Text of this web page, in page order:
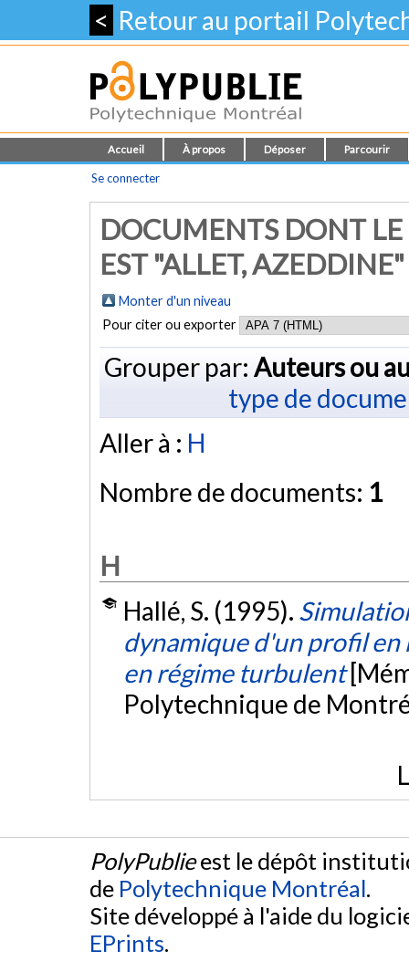
< Retour au portail
Accueil À propos Déposer Parcourir
Se connecter
DOCUMENTS DONT
EST "ALLET, AZEDDINE"
Monter d'un niveau
Pour citer ou exporter
Grouper par: Auteurs ou
type de
Aller à : H
Nombre de documents: 1
H
Hallé, S. (1995).
dynamique d'un profil
en régime turbulent
Polytechnique de
PolyPublieest le dépôt
de Polytechnique Montréal.
Site développé à l'aide du
EPrints.